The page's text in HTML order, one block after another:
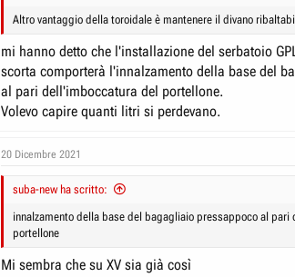
Altro vantaggio della toroidale è mantenere il divano
mi hanno detto che l'installazione del serbatoio
scorta comporterà l'innalzamento della base del
al pari dell'imboccatura del portellone.
Volevo capire quanti litri si perdevano.
20 Dicembre 2021
suba-new ha scritto:
innalzamento della base del bagagliaio pressappoco al
portellone
Mi sembra che su XV sia già così